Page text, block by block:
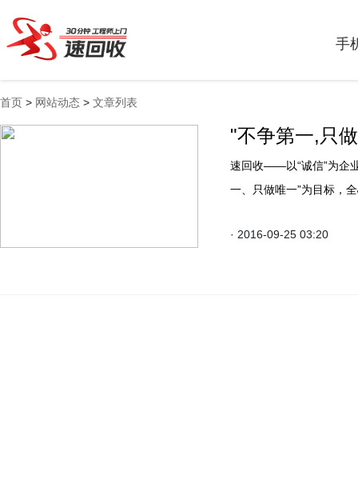
手
首页 > 网站动态 > 文章列表
"不争第一,只
速回收——以“诚信”为企
一、只做唯一”为目标，
网络回收平台。速回收
· 2016-09-25 03:20